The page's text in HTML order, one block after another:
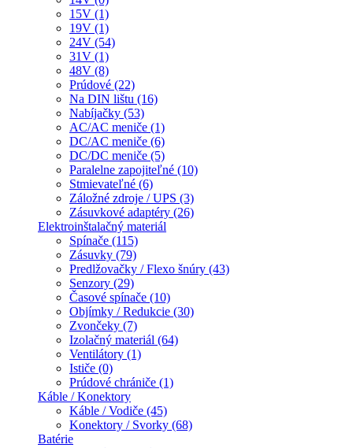
15V (1)
19V (1)
24V (54)
31V (1)
48V (8)
Prúdové (22)
Na DIN lištu (16)
Nabíjačky (53)
AC/AC meniče (1)
DC/AC meniče (6)
DC/DC meniče (5)
Paralelne zapojiteľné (10)
Stmievateľné (6)
Záložné zdroje / UPS (3)
Zásuvkové adaptéry (26)
Elektroinštalačný materiál
Spínače (115)
Zásuvky (79)
Predlžovačky / Flexo šnúry (43)
Senzory (29)
Časové spínače (10)
Objímky / Redukcie (30)
Zvončeky (7)
Izolačný materiál (64)
Ventilátory (1)
Ističe (0)
Prúdové chrániče (1)
Káble / Konektory
Káble / Vodiče (45)
Konektory / Svorky (68)
Batérie